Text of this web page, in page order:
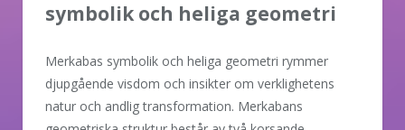
symbolik och heliga geometri
Merkabas symbolik och heliga geometri rymmer
djupgående visdom och insikter om verklighetens
natur och andlig transformation. Merkabans